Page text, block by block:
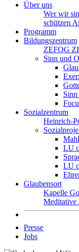
Über uns
Wer wir
schützen
Programm
Bildungszentrum
ZEFOG
Sinn und
Sozialzentrum
Heinrich-
LU
LU
Glaubensort
Kapelle
Meditative
Presse
Jobs